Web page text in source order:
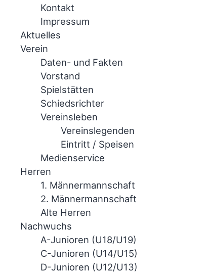
Kontakt
Impressum
Aktuelles
Verein
Daten- und Fakten
Vorstand
Spielstätten
Schiedsrichter
Vereinsleben
Vereinslegenden
Eintritt / Speisen
Medienservice
Herren
1. Männermannschaft
2. Männermannschaft
Alte Herren
Nachwuchs
A-Junioren (U18/U19)
C-Junioren (U14/U15)
D-Junioren (U12/U13)